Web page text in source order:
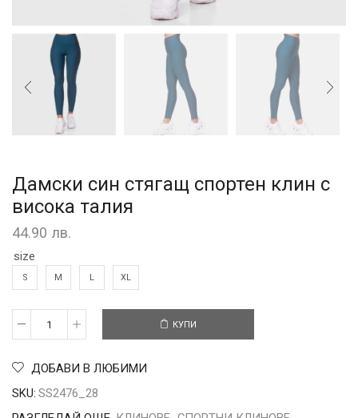
Дамски син стягащ спортен клин с
висока талия
44.90 лв.
size
S M L XL
КУПИ
ДОБАВИ В ЛЮБИМИ
SKU: SS2476_28